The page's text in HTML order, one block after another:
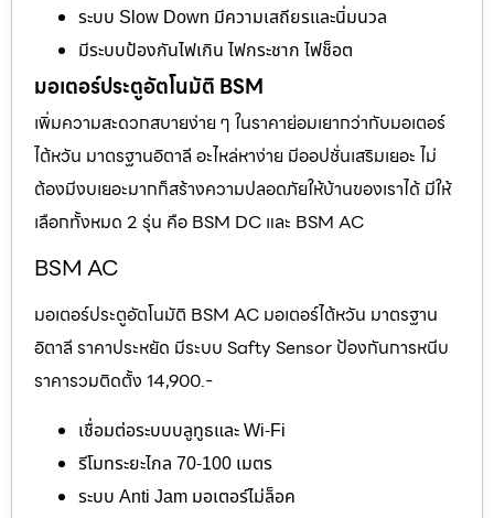
ระบบ Slow Down มีความเสถียรและนิ่มนวล
มีระบบป้องกันไฟเกิน ไฟกระชาก ไฟช็อต
มอเตอร์ประตูอัตโนมัติ BSM
เพิ่มความสะดวกสบายง่าย ๆ ในราคาย่อมเยากว่ากับมอเตอร์
ไต้หวัน มาตรฐานอิตาลี อะไหล่หาง่าย มีออปชั่นเสริมเยอะ ไม่
ต้องมีงบเยอะมากก็สร้างความปลอดภัยให้บ้านของเราได้ มีให้
เลือกทั้งหมด 2 รุ่น คือ BSM DC และ BSM AC
BSM AC
มอเตอร์ประตูอัตโนมัติ BSM AC มอเตอร์ไต้หวัน มาตรฐาน
อิตาลี ราคาประหยัด มีระบบ Safty Sensor ป้องกันการหนีบ
ราคารวมติดตั้ง 14,900.-
เชื่อมต่อระบบบลูทูธและ Wi-Fi
รีโมทระยะไกล 70-100 เมตร
ระบบ Anti Jam มอเตอร์ไม่ล็อค